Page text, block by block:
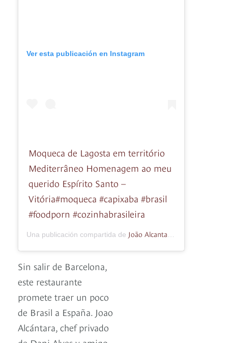
Ver esta publicación en Instagram
Moqueca de Lagosta em território
Mediterrâneo Homenagem ao meu
querido Espírito Santo –
Vitória#moqueca #capixaba #brasil
#foodporn #cozinhabrasileira
Una publicación compartida de João Alcantara
Sin salir de Barcelona,
este restaurante
promete traer un poco
de Brasil a España. Joao
Alcántara, chef privado